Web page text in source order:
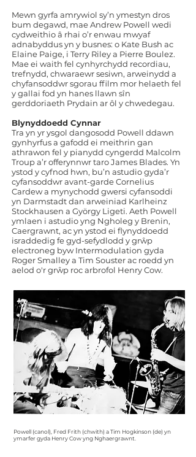
Mewn gyrfa amrywiol sy’n ymestyn dros
bum degawd, mae Andrew Powell wedi
cydweithio â rhai o’r enwau mwyaf
adnabyddus yn y busnes: o Kate Bush ac
Elaine Paige, i Terry Riley a Pierre Boulez.
Mae ei waith fel cynhyrchydd recordiau,
trefnydd, chwaraewr sesiwn, arweinydd a
chyfansoddwr sgorau ffilm mor helaeth fel
y gallai fod yn hanes llawn sîn
gerddoriaeth Prydain ar ôl y chwedegau.
Blynyddoedd Cynnar
Tra yn yr ysgol dangosodd Powell ddawn
gynhyrfus a gafodd ei meithrin gan
athrawon fel y pianydd cyngerdd Malcolm
Troup a’r offerynnwr taro James Blades. Yn
ystod y cyfnod hwn, bu’n astudio gyda’r
cyfansoddwr avant-garde Cornelius
Cardew a mynychodd gwersi cyfansoddi
yn Darmstadt dan arweiniad Karlheinz
Stockhausen a György Ligeti. Aeth Powell
ymlaen i astudio yng Ngholeg y Brenin,
Caergrawnt, ac yn ystod ei flynyddoedd
israddedig fe gyd-sefydlodd y grŵp
electroneg byw Intermodulation gyda
Roger Smalley a Tim Souster ac roedd yn
aelod o'r grŵp roc arbrofol Henry Cow.
Powell (canol), Fred Frith (chwith) a Tim Hogkinson (de) yn
ymarfer gyda Henry Cow yng Nghaergrawnt.